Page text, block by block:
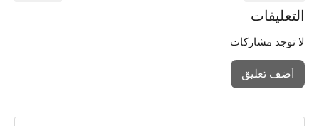
التعليقات
لا توجد مشاركات
أضف تعليق